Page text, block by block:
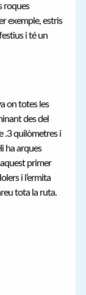
roques
exemple, estris
i té un
on totes les
des del
.3 quilòmetres i
ha arques
primer
i l’ermita
tota la ruta.